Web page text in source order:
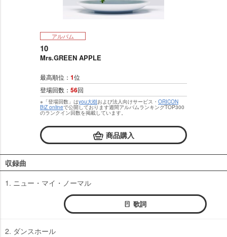
アルバム
10
Mrs.GREEN APPLE
最高順位： 1位
登場回数： 56回
※「登場回数」はyou大樹および法人向けサービス・ ORICON
BiZ onlineで公開しております週間アルバムランキングTOP300
のランクイン回数を掲載しています。
商品購入
収録曲
1. ニュー・マイ・ノーマル
歌詞
2. ダンスホール